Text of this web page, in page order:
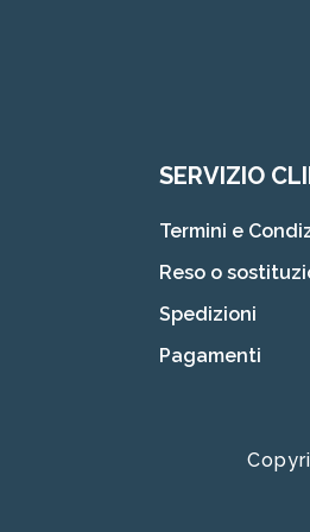
SERVIZIO
Termini e
Reso o
Spedizioni
Pagamenti